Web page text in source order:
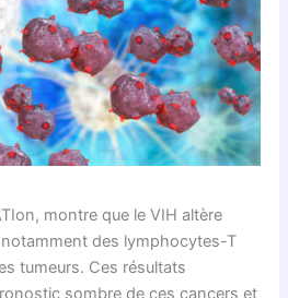
montre que le VIH altère
notamment des lymphocytes-T
tumeurs. Ces résultats
sombre de ces cancers et